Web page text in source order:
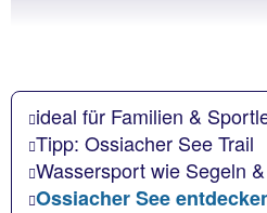
ideal für Familien &
Tipp: Ossiacher See Trail
Wassersport wie Segeln
Ossiacher See